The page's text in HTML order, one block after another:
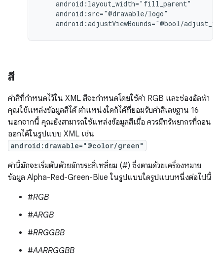
android:adjustViewBounds="@bool/
สี
ค่าสีที่กำหนดไว้ใน XML สีจะกําหนดโดยใช้ค่า RGB และช่องอัลฟ่า
คุณใช้แหล่งข้อมูลสีได้ ตำแหน่งใดก็ได้ที่ยอมรับค่าสีเลขฐาน 16
นอกจากนี้ คุณยังสามารถใช้แหล่งข้อมูลสีเมื่อ ควรมีทรัพยากรที่ถอน
ออกได้ในรูปแบบ XML เช่น
android:drawable="@color/green"
ค่านี้มักจะเริ่มต้นด้วยอักขระสี่เหลี่ยม (#) ซึ่งตามด้วยเครื่องหมาย
ข้อมูล Alpha-Red-Green-Blue ในรูปแบบใดรูปแบบหนึ่งต่อไปนี้
#RGB
#ARGB
#RRGGBB
#AARRGGBB